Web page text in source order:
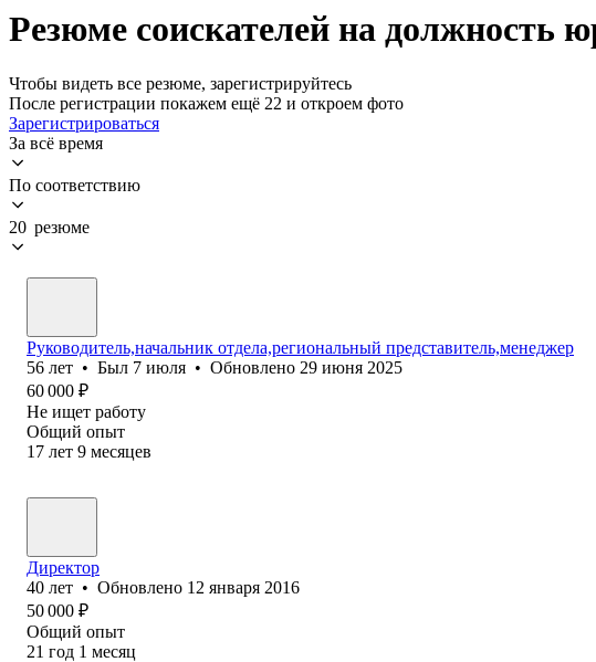
Резюме соискателей на должность
Чтобы видеть все резюме, зарегистрируйтесь
После регистрации покажем ещё 22 и откроем фото
Зарегистрироваться
За всё время
По соответствию
20 резюме
Руководитель,начальник отдела,региональный представитель,менеджер
56 лет • Был 7 июля • Обновлено 29 июня 2025
60 000 ₽
Не ищет работу
Общий опыт
17 лет 9 месяцев
Директор
40 лет • Обновлено 12 января 2016
50 000 ₽
Общий опыт
21 год 1 месяц